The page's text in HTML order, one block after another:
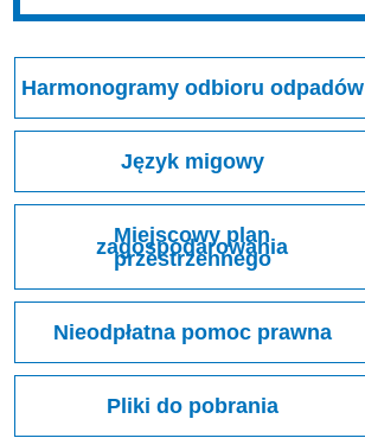
Harmonogramy odbioru odpadów
Język migowy
Miejscowy plan
zagospodarowania
przestrzennego
Nieodpłatna pomoc prawna
Pliki do pobrania